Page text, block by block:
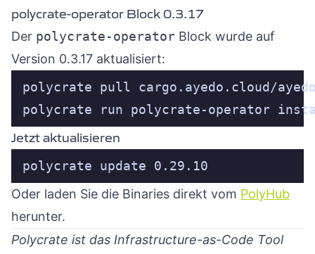
polycrate-operator Block 0.3.17
Der polycrate-operator Block wurde auf
Version 0.3.17 aktualisiert:
polycrate run polycrate-operator
Jetzt aktualisieren
polycrate update 0.29.10
Oder laden Sie die Binaries direkt vom PolyHub
herunter.
Polycrate ist das Infrastructure-as-Code Tool